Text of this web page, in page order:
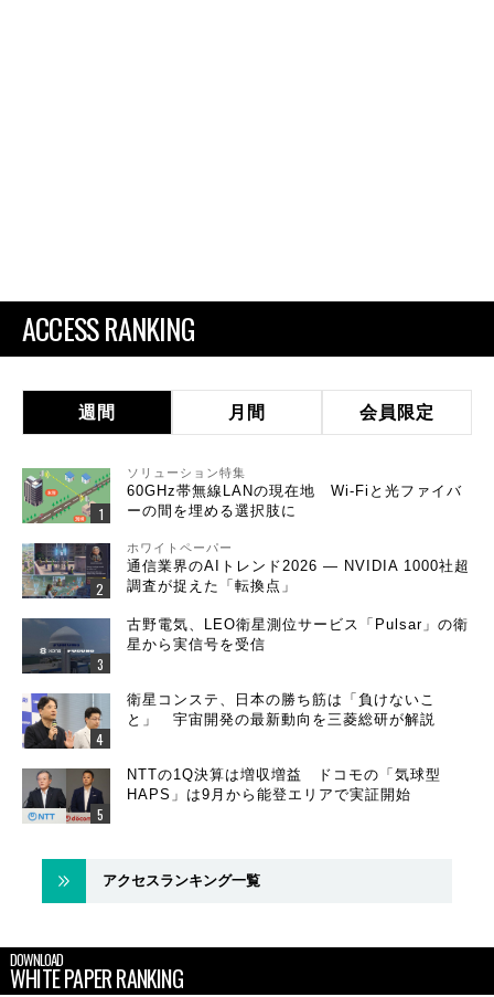
ACCESS RANKING
週間 月間 会員限定
ソリューション特集
60GHz帯無線LANの現在地 Wi-Fiと光ファイバ
ーの間を埋める選択肢に
ホワイトペーパー
通信業界のAIトレンド2026 ― NVIDIA 1000社超
調査が捉えた「転換点」
古野電気、LEO衛星測位サービス「Pulsar」の衛
星から実信号を受信
衛星コンステ、日本の勝ち筋は「負けないこ
と」 宇宙開発の最新動向を三菱総研が解説
NTTの1Q決算は増収増益 ドコモの「気球型
HAPS」は9月から能登エリアで実証開始
アクセスランキング一覧
DOWNLOAD
WHITE PAPER RANKING